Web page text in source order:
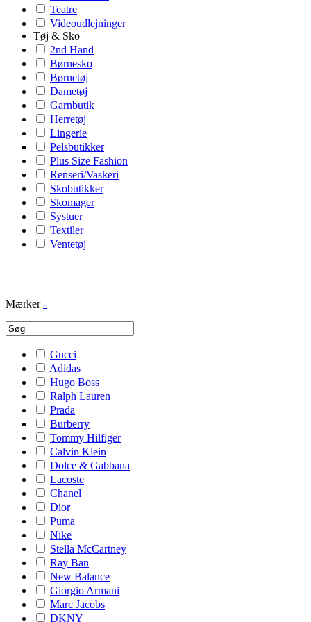
Teatre
Videoudlejninger
Tøj & Sko
2nd Hand
Børnesko
Børnetøj
Dametøj
Garnbutik
Herretøj
Lingerie
Pelsbutikker
Plus Size Fashion
Renseri/Vaskeri
Skobutikker
Skomager
Systuer
Textiler
Ventetøj
Mærker -
Gucci
Adidas
Hugo Boss
Ralph Lauren
Prada
Burberry
Tommy Hilfiger
Calvin Klein
Dolce & Gabbana
Lacoste
Chanel
Dior
Puma
Nike
Stella McCartney
Ray Ban
New Balance
Giorgio Armani
Marc Jacobs
DKNY